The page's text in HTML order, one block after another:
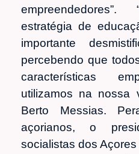
estratégia de
importante
percebendo que
características
utilizamos na nossa
Berto Messias.
açorianos, o
socialistas dos